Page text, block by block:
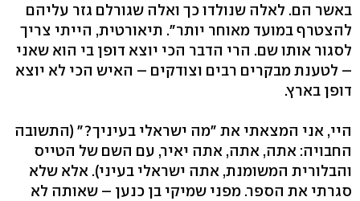
באשר הם. לאלה שנולדו כך ואלה שגורלם גזר עליהם
להצטרף במועד מאוחר יותר". תיאורטית, הייתי צריך
לסגור אותו שם. הרי הדבר הכי יוצא דופן בי הוא שאני
– לטענת מבקרים רבים וצודקים – האיש הכי לא יוצא
דופן בארץ.
היי, אני המצאתי את "מה ישראלי בעיניך?" (התשובה
החבויה: אתה, אתה, אתה יאיר, עם השם של הטייס
והבלורית המשומנת, אתה ישראלי בעיני). אלא שלא
סגרתי את הספר. מפני שמיקי בן כנען – שאותה לא